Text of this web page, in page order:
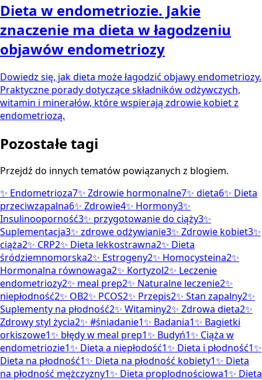
Dieta w endometriozie. Jakie
znaczenie ma dieta w łagodzeniu
objawów endometriozy
Dowiedz się, jak dieta może łagodzić objawy endometriozy.
Praktyczne porady dotyczące składników odżywczych,
witamin i minerałów, które wspierają zdrowie kobiet z
endometriozą.
Pozostałe tagi
Przejdź do innych tematów powiązanych z blogiem.
✨ Endometrioza7✨ Zdrowie hormonalne7✨ dieta6✨ Dieta
przeciwzapalna6✨ Zdrowie4✨ Hormony3✨
Insulinooporność3✨ przygotowanie do ciąży3✨
Suplementacja3✨ zdrowe odżywianie3✨ Zdrowie kobiet3✨
ciąża2✨ CRP2✨ Dieta lekkostrawna2✨ Dieta
śródziemnomorska2✨ Estrogeny2✨ Homocysteina2✨
Hormonalna równowaga2✨ Kortyzol2✨ Leczenie
endometriozy2✨ meal prep2✨ Naturalne leczenie2✨
niepłodność2✨ OB2✨ PCOS2✨ Przepis2✨ Stan zapalny2✨
Suplementy na płodność2✨ Witaminy2✨ Zdrowa dieta2✨
Zdrowy styl życia2✨ #śniadanie1✨ Badania1✨ Bagietki
orkiszowe1✨ błędy w meal prep1✨ Budyń1✨ Ciąża w
endometriozie1✨ Dieta a niepłodość1✨ Dieta i płodność1✨
Dieta na płodność1✨ Dieta na płodność kobiety1✨ Dieta
na płodność mężczyzny1✨ Dieta proplodnościowa1✨ Dieta